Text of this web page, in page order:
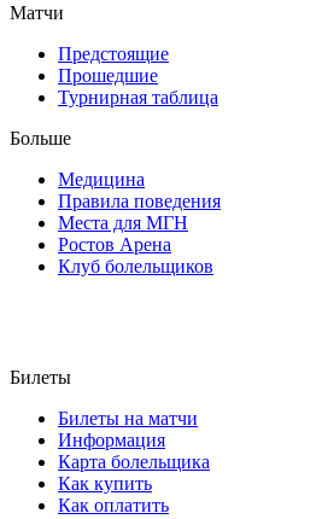
Матчи
Предстоящие
Прошедшие
Турнирная таблица
Больше
Медицина
Правила поведения
Места для МГН
Ростов Арена
Клуб болельщиков
Билеты
Билеты на матчи
Информация
Карта болельщика
Как купить
Как оплатить